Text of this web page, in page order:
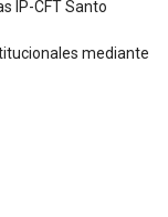
IP-CFT Santo
mediante